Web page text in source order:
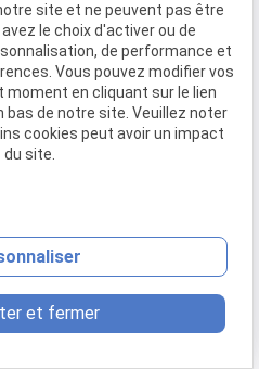
domicile constituent une
pour prévenir les
Avec seulement
en suivant ce programme
significativement
confiance dans vos
situations
Moussa, kinésithérapeute
depuis 2017 de
dans leur parcours de
équipe de huit praticiens
contact_page phone
02 775 26 16
site et ne peuvent pas être
le choix d'activer ou de
de performance et
Vous pouvez modifier vos
en cliquant sur le lien
bas de notre site. Veuillez noter
cookies peut avoir un impact
site.
et fermer